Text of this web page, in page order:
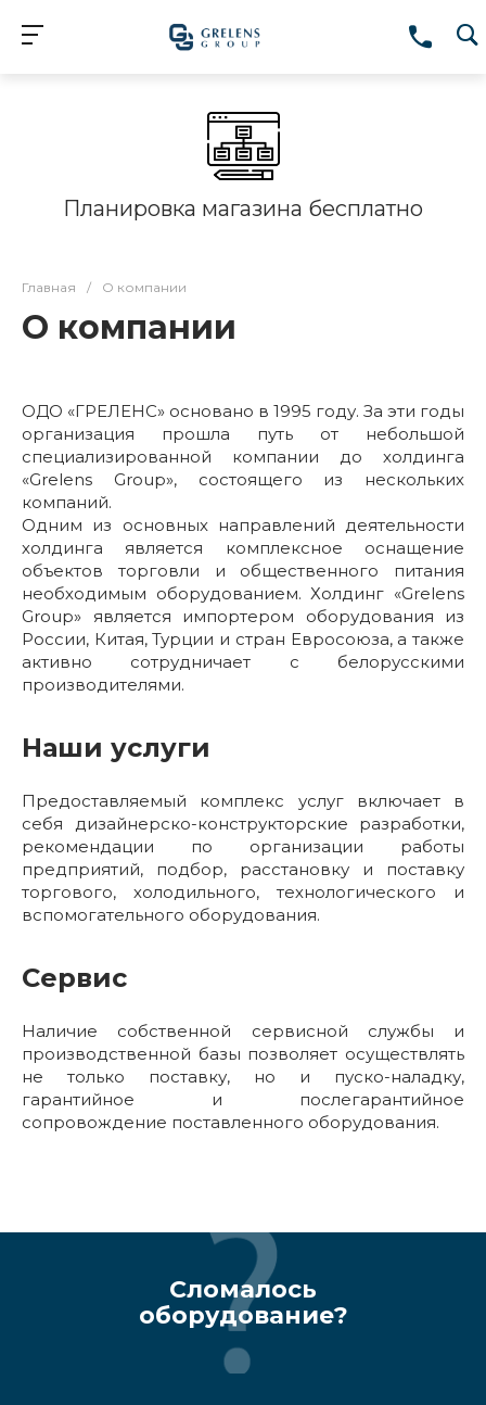
Планировка магазина бесплатно
Главная / О компании
О компании
ОДО «ГРЕЛЕНС» основано в 1995 году. За эти годы
организация прошла путь от небольшой
специализированной компании до холдинга
«Grelens Group», состоящего из нескольких
компаний.
Одним из основных направлений деятельности
холдинга является комплексное оснащение
объектов торговли и общественного питания
необходимым оборудованием. Холдинг «Grelens
Group» является импортером оборудования из
России, Китая, Турции и стран Евросоюза, а также
активно сотрудничает с белорусскими
производителями.
Наши услуги
Предоставляемый комплекс услуг включает в
себя дизайнерско-конструкторские разработки,
рекомендации по организации работы
предприятий, подбор, расстановку и поставку
торгового, холодильного, технологического и
вспомогательного оборудования.
Сервис
Наличие собственной сервисной службы и
производственной базы позволяет осуществлять
не только поставку, но и пуско-наладку,
гарантийное и послегарантийное
сопровождение поставленного оборудования.
Сломалось
оборудование?